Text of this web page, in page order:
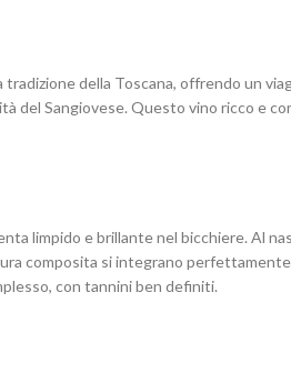
della Toscana, offrendo un
del Sangiovese. Questo vino ricco e
limpido e brillante nel bicchiere. Al
composita si integrano
con tannini ben definiti.